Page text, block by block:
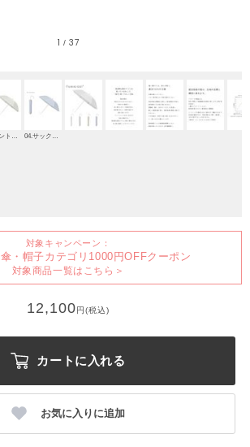
1 /37
対象キャンペーン：
・帽子カテゴリ1000円OFFクーポン
対象商品一覧はこちら＞
12,100円(税込)
カートに入れる
お気に入りに追加